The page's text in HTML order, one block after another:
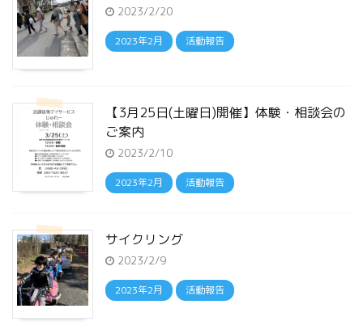
2023/2/20
2023年2月 活動報告
【3月25日(土曜日)開催】体験・相談会の
ご案内
2023/2/10
2023年2月 活動報告
サイクリング
2023/2/9
2023年2月 活動報告